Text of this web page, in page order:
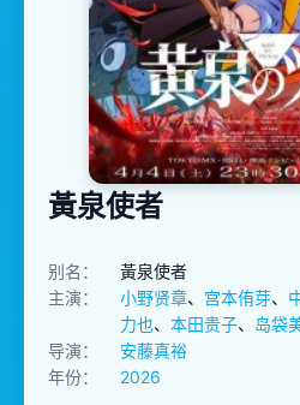
黃泉使者
别名：
黃泉使者
主演：
小野贤章、 宫本侑芽、
力也、 本田贵子、 岛袋
导演：
安藤真裕
年份：
2026